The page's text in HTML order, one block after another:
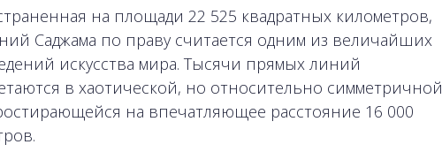
на площади 22 525 квадратных километров,
Саджама по праву считается одним из величайших
искусства мира. Тысячи прямых линий
в хаотической, но относительно симметричной
на впечатляющее расстояние 16 000